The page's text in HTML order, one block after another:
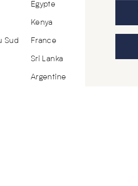
Egypte
Kenya
Sud France
Sri Lanka
Argentine